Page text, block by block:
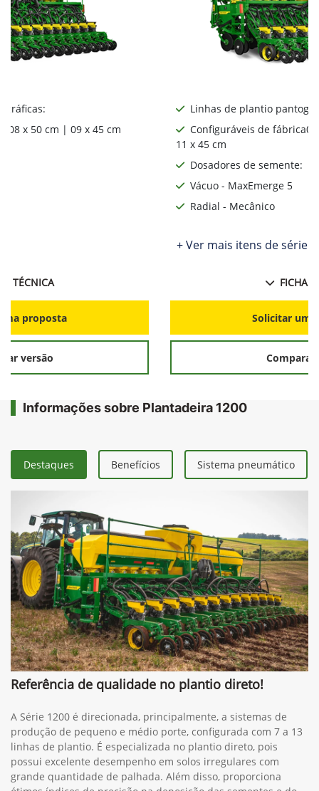
x 50 cm | 09 x 45 cm
TÉCNICA
proposta
versão
Linhas de plantio
Configuráveis de
11 x 45 cm
Dosadores de semente:
Vácuo - MaxEmerge 5
Radial - Mecânico
+ Ver mais itens de série
FICHA
Solicitar
Comparar
Informações sobre Plantadeira 1200
Destaques Benefícios Sistema pneumático
Referência de qualidade no plantio direto!
A Série 1200 é direcionada, principalmente, a sistemas de
produção de pequeno e médio porte, configurada com 7 a 13
linhas de plantio. É especializada no plantio direto, pois
possui excelente desempenho em solos irregulares com
grande quantidade de palhada. Além disso, proporciona